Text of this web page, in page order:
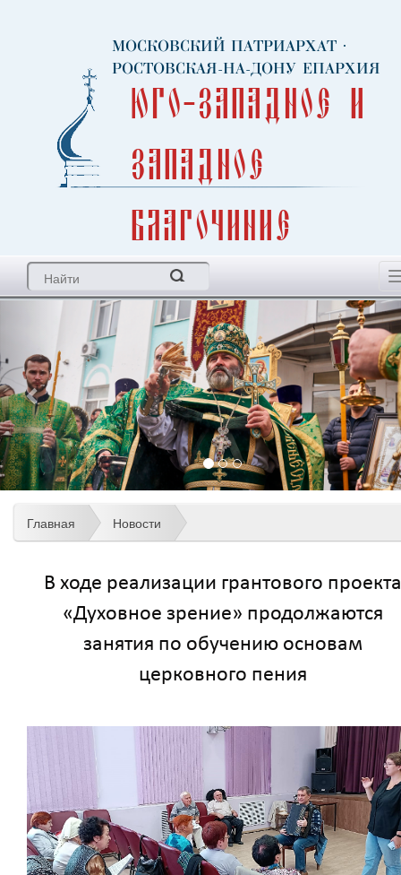
МОСКОВСКИЙ ПАТРИАРХАТ ·
РОСТОВСКАЯ-НА-ДОНУ ЕПАРХИЯ
Юго-Западное и
Западное
благочиние
Главная Новости
В ходе реализации грантового проекта
«Духовное зрение» продолжаются
занятия по обучению основам
церковного пения